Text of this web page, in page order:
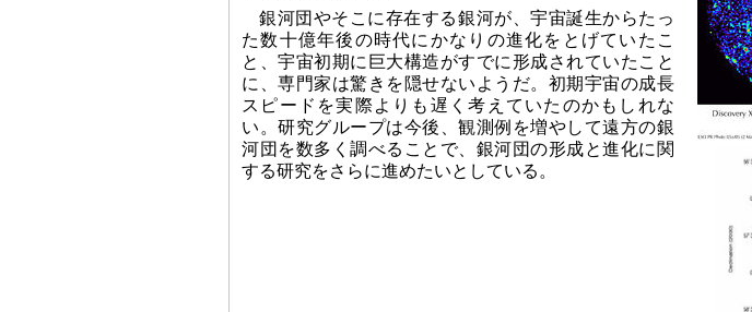
銀河団やそこに存在する銀河が、宇宙誕生からたっ
た数十億年後の時代にかなりの進化をとげていたこ
と、宇宙初期に巨大構造がすでに形成されていたこと
に、専門家は驚きを隠せないようだ。初期宇宙の成長
スピードを実際よりも遅く考えていたのかもしれな
い。研究グループは今後、観測例を増やして遠方の銀
河団を数多く調べることで、銀河団の形成と進化に関
する研究をさらに進めたいとしている。